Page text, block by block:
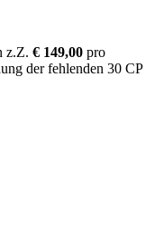
z.Z. € 149,00 pro
der fehlenden 30 CP